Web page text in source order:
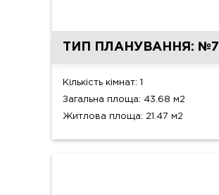
ТИП ПЛАНУВАННЯ: №7
Кількість кімнат: 1
Загальна площа: 43.68 м2
Житлова площа: 21.47 м2